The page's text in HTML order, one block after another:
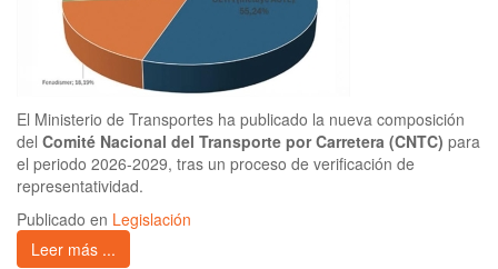
El Ministerio de Transportes ha publicado la nueva composición
del Comité Nacional del Transporte por Carretera (CNTC) para
el periodo 2026-2029, tras un proceso de verificación de
representatividad.
Publicado en Legislación
Leer más ...